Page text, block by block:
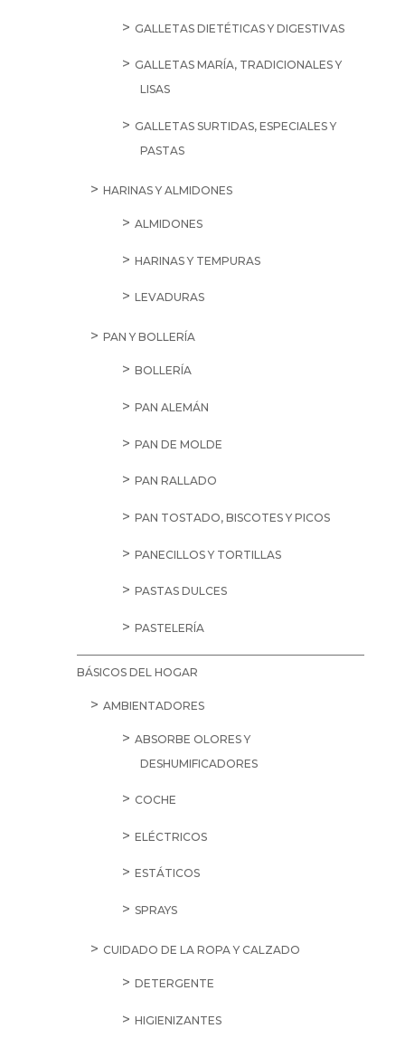
GALLETAS DIETÉTICAS Y DIGESTIVAS
GALLETAS MARÍA, TRADICIONALES Y
LISAS
GALLETAS SURTIDAS, ESPECIALES Y
PASTAS
HARINAS Y ALMIDONES
ALMIDONES
HARINAS Y TEMPURAS
LEVADURAS
PAN Y BOLLERÍA
BOLLERÍA
PAN ALEMÁN
PAN DE MOLDE
PAN RALLADO
PAN TOSTADO, BISCOTES Y PICOS
PANECILLOS Y TORTILLAS
PASTAS DULCES
PASTELERÍA
BÁSICOS DEL HOGAR
AMBIENTADORES
ABSORBE OLORES Y
DESHUMIFICADORES
COCHE
ELÉCTRICOS
ESTÁTICOS
SPRAYS
CUIDADO DE LA ROPA Y CALZADO
DETERGENTE
HIGIENIZANTES